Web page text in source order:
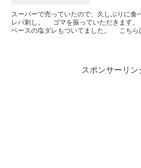
スーパーで売っていたので、久しぶりに食
レバ刺し。 ゴマを振っていただきます
ベースの塩ダレもついてました。 こちら
スポンサーリン